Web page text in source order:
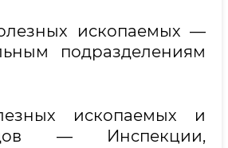
ископаемых —
подразделениям
ископаемых и
— Инспекции,